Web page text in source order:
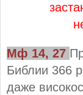
Мф 14, 27
Библии 366
даже